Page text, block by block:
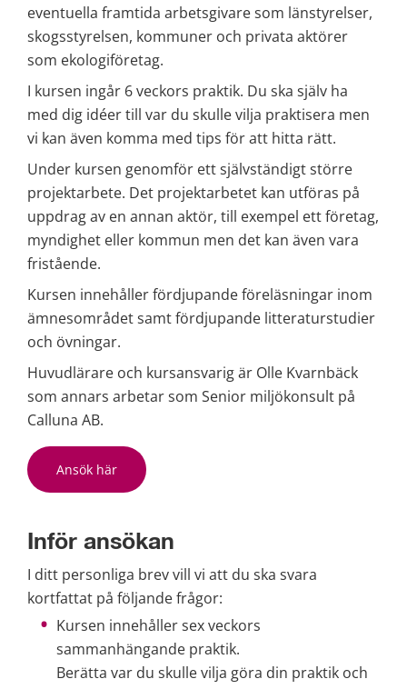
eventuella framtida arbetsgivare som länstyrelser,
skogsstyrelsen, kommuner och privata aktörer
som ekologiföretag.
I kursen ingår 6 veckors praktik. Du ska själv ha
med dig idéer till var du skulle vilja praktisera men
vi kan även komma med tips för att hitta rätt.
Under kursen genomför ett självständigt större
projektarbete. Det projektarbetet kan utföras på
uppdrag av en annan aktör, till exempel ett företag,
myndighet eller kommun men det kan även vara
fristående.
Kursen innehåller fördjupande föreläsningar inom
ämnesområdet samt fördjupande litteraturstudier
och övningar.
Huvudlärare och kursansvarig är Olle Kvarnbäck
som annars arbetar som Senior miljökonsult på
Calluna AB.
Ansök här
Inför ansökan
I ditt personliga brev vill vi att du ska svara
kortfattat på följande frågor:
Kursen innehåller sex veckors
sammanhängande praktik.
Berätta var du skulle vilja göra din praktik och